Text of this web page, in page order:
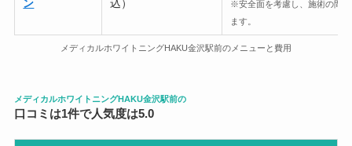
ン
込）
※安全面を考慮し、施術の間
ます。
メディカルホワイトニングHAKU金沢駅前のメニューと費用
メディカルホワイトニングHAKU金沢駅前の
口コミは1件で人気度は5.0